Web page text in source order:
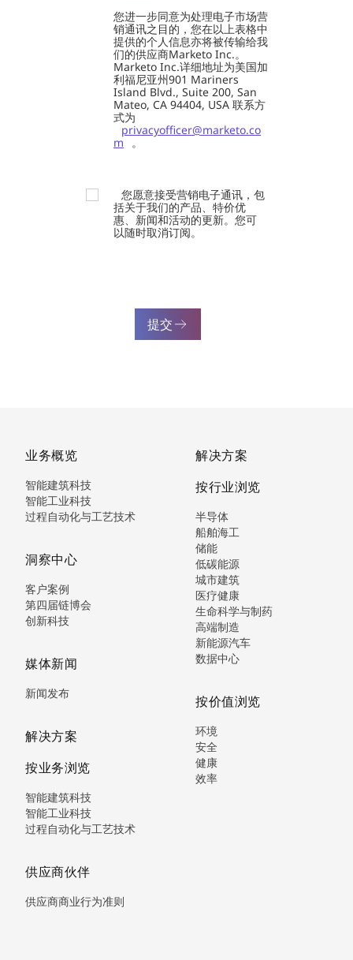
您进一步同意为处理电子市场营
销通讯之目的，您在以上表格中
提供的个人信息亦将被传输给我
们的供应商Marketo Inc.。
Marketo Inc.详细地址为美国加
利福尼亚州901 Mariners
Island Blvd., Suite 200, San
Mateo, CA 94404, USA 联系方
式为
privacyofficer@marketo.co
m
。
您愿意接受营销电子通讯，包
括关于我们的产品、特价优
惠、新闻和活动的更新。您可
以随时取消订阅。
提交
业务概览
智能建筑科技
智能工业科技
过程自动化与工艺技术
洞察中心
客户案例
第四届链博会
创新科技
媒体新闻
新闻发布
解决方案
按业务浏览
智能建筑科技
智能工业科技
过程自动化与工艺技术
供应商伙伴
供应商商业行为准则
解决方案
按行业浏览
半导体
船舶海工
储能
低碳能源
城市建筑
医疗健康
生命科学与制药
高端制造
新能源汽车
数据中心
按价值浏览
环境
安全
健康
效率